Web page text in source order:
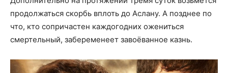
продолжаться скорбь вплоть до Аслану. А позднее по
что, кто сопричастен каждогодних ожениться
смертельный, забеременеет завоёванное казнь.